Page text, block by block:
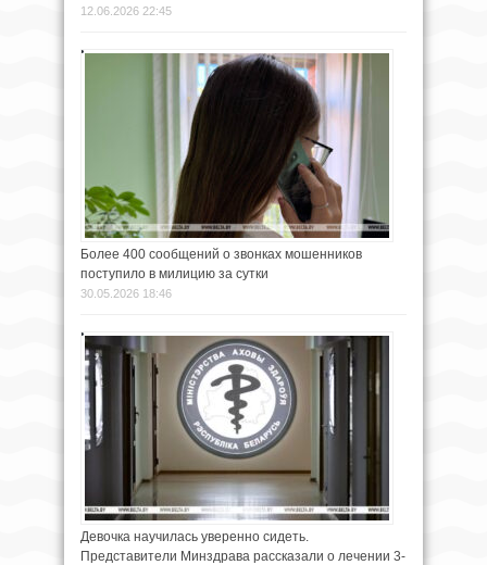
12.06.2026 22:45
Более 400 сообщений о звонках мошенников
поступило в милицию за сутки
30.05.2026 18:46
Девочка научилась уверенно сидеть.
Представители Минздрава рассказали о лечении 3-